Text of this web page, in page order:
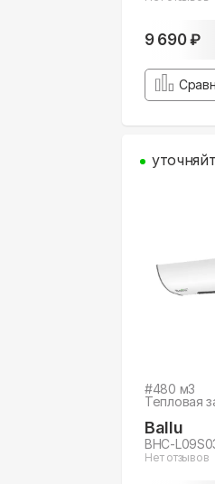
9 690 ₽
#480 м3
Тепловая
Ballu
BHC-
Нет отзывов